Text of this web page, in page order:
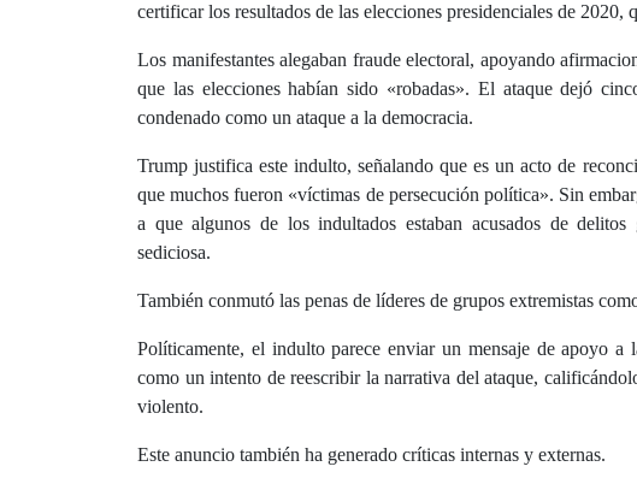
certificar los resultados de las elecciones presidenciales de 2020,
Los manifestantes alegaban fraude electoral, apoyando
que las elecciones habían sido «robadas». El ataque dejó
condenado como un ataque a la democracia.
Trump justifica este indulto, señalando que es un acto de
que muchos fueron «víctimas de persecución política». Sin
a que algunos de los indultados estaban acusados de
sediciosa.
También conmutó las penas de líderes de grupos extremistas
Políticamente, el indulto parece enviar un mensaje de apoyo
como un intento de reescribir la narrativa del ataque,
violento.
Este anuncio también ha generado críticas internas y externas.